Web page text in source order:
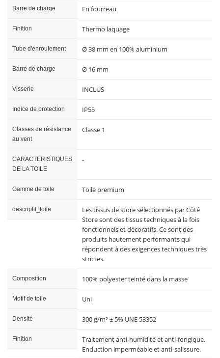
Barre de charge En fourreau
Finition Thermo laquage
Tube d'enroulement Ø 38 mm en 100% aluminium
Barre de charge Ø 16 mm
Visserie INCLUS
Indice de protection IP55
Classes de résistance
au vent
Classe 1
CARACTERISTIQUES
DE LA TOILE
-
Gamme de toile Toile premium
descriptif_toile
Les tissus de store sélectionnés par Côté
Store sont des tissus techniques à la fois
fonctionnels et décoratifs. Ce sont des
produits hautement performants qui
répondent à des exigences techniques très
strictes.
Composition 100% polyester teinté dans la masse
Motif de toile Uni
Densité 300 g/m² ± 5% UNE 53352
Finition
Traitement anti-humidité et anti-fongique.
Enduction imperméable et anti-salissure.